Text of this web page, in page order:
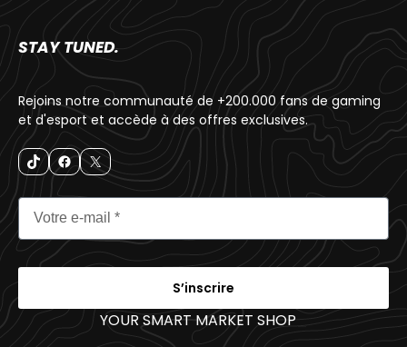
STAY TUNED.
Rejoins notre communauté de +200.000 fans de gaming
et d'esport et accède à des offres exclusives.
S’inscrire
YOUR SMART MARKET SHOP _